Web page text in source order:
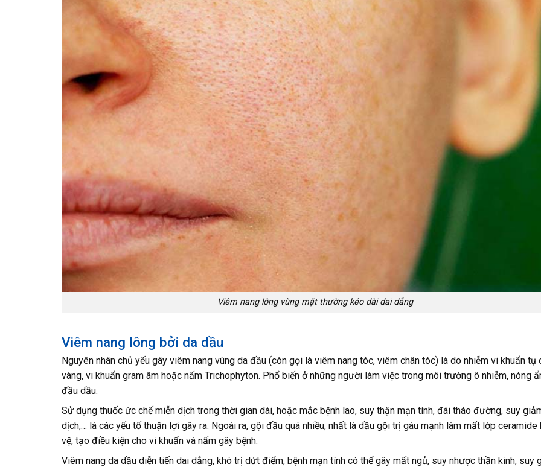
Viêm nang lông vùng mặt thường kéo dài dai dẳng
Viêm nang lông bởi da dầu
Nguyên nhân chủ yếu gây viêm nang vùng da đầu (còn gọi là viêm nang tóc, viêm chân tóc) là do nhiễm vi khuẩn tụ
vàng, vi khuẩn gram âm hoặc nấm Trichophyton. Phổ biến ở những người làm việc trong môi trường ô nhiễm, nóng
đầu dầu.
Sử dụng thuốc ức chế miễn dịch trong thời gian dài, hoặc mắc bệnh lao, suy thận mạn tính, đái tháo đường, suy
dịch,… là các yếu tố thuận lợi gây ra. Ngoài ra, gội đầu quá nhiều, nhất là dầu gội trị gàu mạnh làm mất lớp ceramide
vệ, tạo điều kiện cho vi khuẩn và nấm gây bệnh.
Viêm nang da dầu diễn tiến dai dẳng, khó trị dứt điểm, bệnh mạn tính có thể gây mất ngủ, suy nhược thần kinh, suy